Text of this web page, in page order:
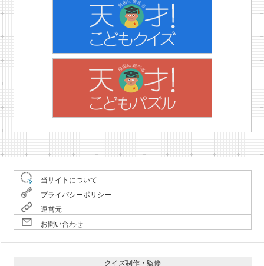
当サイトについて
プライバシーポリシー
運営元
お問い合わせ
クイズ制作・監修